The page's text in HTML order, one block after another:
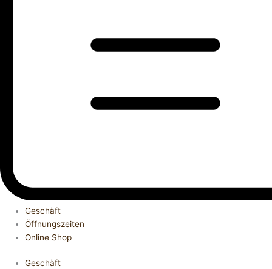
Geschäft
Öffnungszeiten
Online Shop
Geschäft